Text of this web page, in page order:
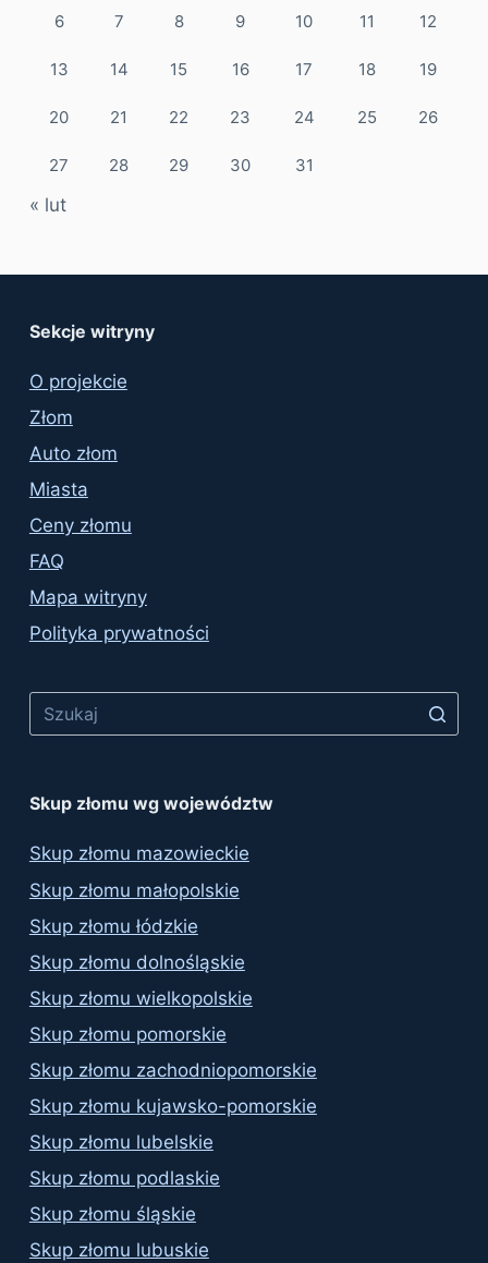
6 7 8 9 10 11 12
13 14 15 16 17 18 19
20 21 22 23 24 25 26
27 28 29 30 31
« lut
Sekcje witryny
O projekcie
Złom
Auto złom
Miasta
Ceny złomu
FAQ
Mapa witryny
Polityka prywatności
Skup złomu wg województw
Skup złomu mazowieckie
Skup złomu małopolskie
Skup złomu łódzkie
Skup złomu dolnośląskie
Skup złomu wielkopolskie
Skup złomu pomorskie
Skup złomu zachodniopomorskie
Skup złomu kujawsko-pomorskie
Skup złomu lubelskie
Skup złomu podlaskie
Skup złomu śląskie
Skup złomu lubuskie